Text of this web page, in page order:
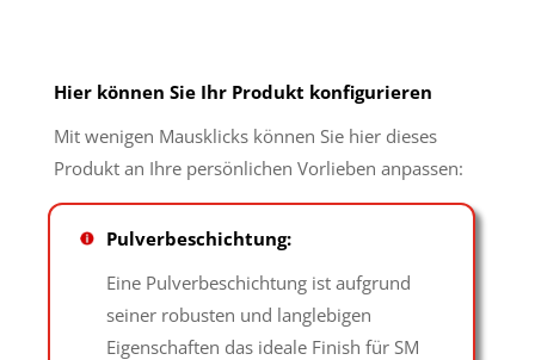
Hier können Sie Ihr Produkt konfigurieren
Mit wenigen Mausklicks können Sie hier dieses
Produkt an Ihre persönlichen Vorlieben anpassen:
Pulverbeschichtung:
Eine Pulverbeschichtung ist aufgrund
seiner robusten und langlebigen
Eigenschaften das ideale Finish für SM